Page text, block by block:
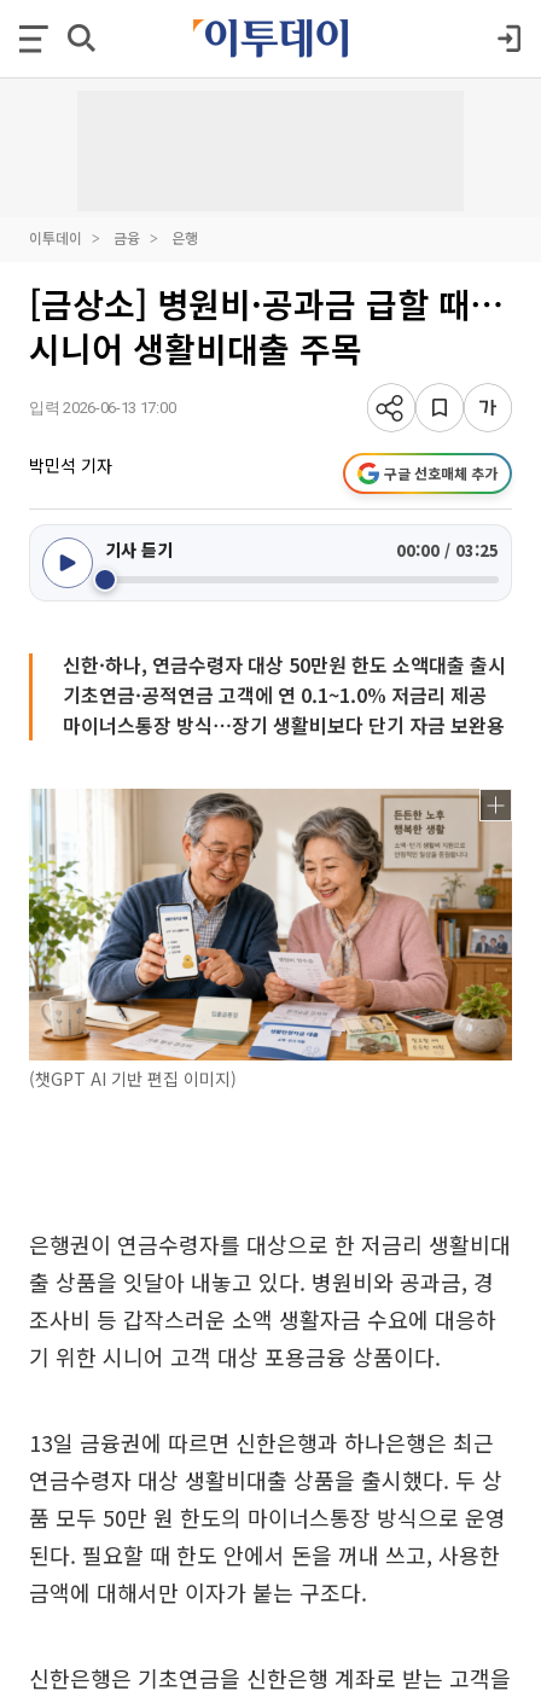
이투데이 금융 은행
[금상소] 병원비·공과금 급할 때⋯
시니어 생활비대출 주목
입력 2026-06-13 17:00
박민석 기자 구글 선호매체 추가
기사 듣기 00:00 / 03:25
신한·하나, 연금수령자 대상 50만원 한도 소액대출 출시
기초연금·공적연금 고객에 연 0.1~1.0% 저금리 제공
마이너스통장 방식⋯장기 생활비보다 단기 자금 보완용
(챗GPT AI 기반 편집 이미지)
은행권이 연금수령자를 대상으로 한 저금리 생활비대
출 상품을 잇달아 내놓고 있다. 병원비와 공과금, 경
조사비 등 갑작스러운 소액 생활자금 수요에 대응하
기 위한 시니어 고객 대상 포용금융 상품이다.
13일 금융권에 따르면 신한은행과 하나은행은 최근
연금수령자 대상 생활비대출 상품을 출시했다. 두 상
품 모두 50만 원 한도의 마이너스통장 방식으로 운영
된다. 필요할 때 한도 안에서 돈을 꺼내 쓰고, 사용한
금액에 대해서만 이자가 붙는 구조다.
신한은행은 기초연금을 신한은행 계좌로 받는 고객을